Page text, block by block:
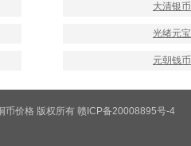
大清银币
光绪元宝
元朝钱币
价格 版权所有 赣ICP备20008895号-4